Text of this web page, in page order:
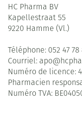
HC Pharma BV
Kapellestraat 55
9220 Hamme (Vl.)
Téléphone: 052 47 78
Courriel: apo@
Numéro de licence:
Pharmacien
Numéro TVA: